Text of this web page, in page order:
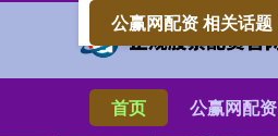
首页 公赢网配资
公赢网配资 相关话题